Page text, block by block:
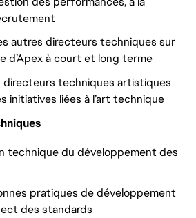
autres directeurs techniques sur
d’Apex à court et long terme
directeurs techniques artistiques
initiatives liées à l’art technique
technique du développement des
pratiques de développement
des standards